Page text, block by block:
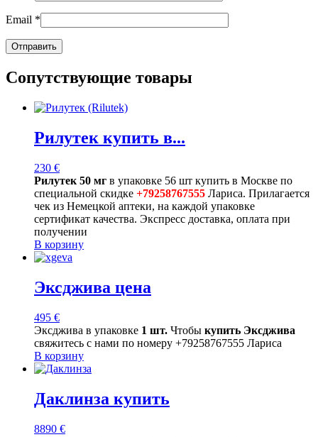
Email *
Сопутствующие товары
Рилутек купить в...
230 €
Рилутек 50 мг в упаковке 56 шт купить в Москве по
специальной скидке +79258767555 Лариса. Прилагается
чек из Немецкой аптеки, на каждой упаковке
сертификат качества. Экспресс доставка, оплата при
получении
В корзину
Эксджива цена
495 €
Эксджива в упаковке 1 шт. Чтобы купить Эксджива
свяжитесь с нами по номеру +79258767555 Лариса
В корзину
Даклинза купить
8890 €